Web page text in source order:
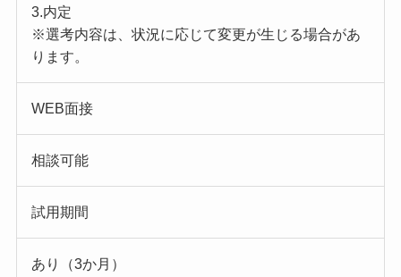
3.内定
※選考内容は、状況に応じて変更が生じる場合があ
ります。
WEB面接
相談可能
試用期間
あり（3か月）